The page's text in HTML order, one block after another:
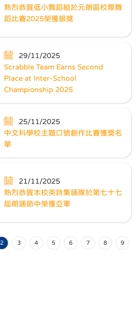
熱烈恭賀低小舞蹈組於元朗區校際舞
蹈比賽2025榮獲銀獎
29/11/2025
Scrabble Team Earns Second
Place at Inter-School
Championship 2025
25/11/2025
中文科學校主題口號創作比賽獲獎名
單
21/11/2025
熱烈恭賀本校英詩集誦隊於第七十七
屆朗誦節中榮獲亞軍
2 3 4 5 6 7 8 9